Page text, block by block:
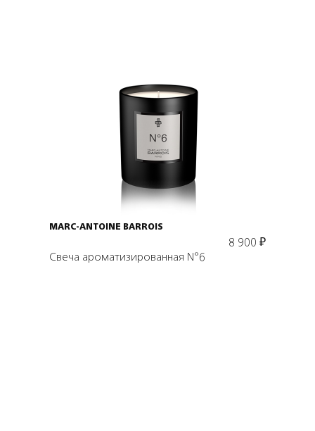
В корзину
MARC-ANTOINE BARROIS
8 900 ₽
Свеча ароматизированная N°6